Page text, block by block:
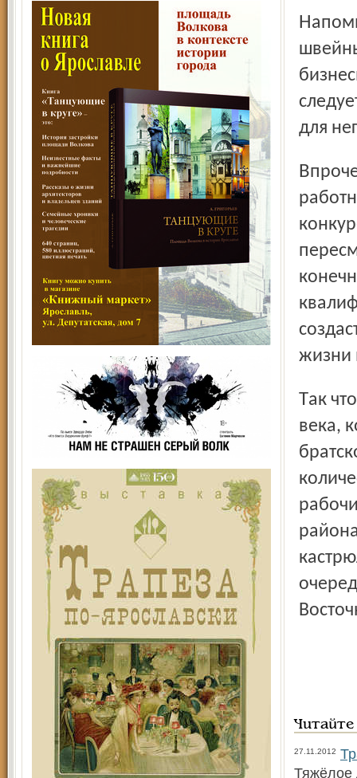
Напомним, что в Тутаеве уже работают три «местных»
для
Впрочем, зарплату вьетнамские инвесторы своим
жизни
Так что удастся избежать ситуации 80-х годов прошлого
века,
27.11.2012
Тяжёлое